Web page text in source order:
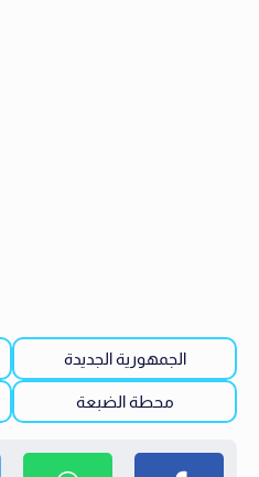
الجمهورية الجديدة
محطة الضبعة